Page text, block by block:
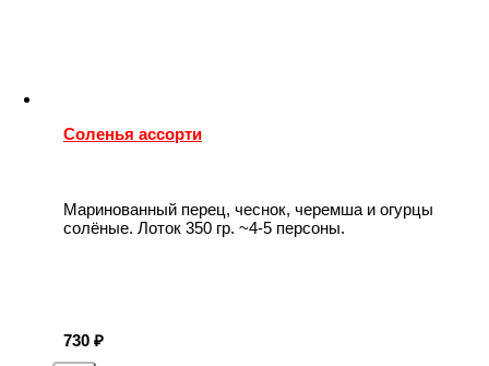
Соленья ассорти
Маринованный перец, чеснок, черемша и огурцы
солёные. Лоток 350 гр. ~4-5 персоны.
730